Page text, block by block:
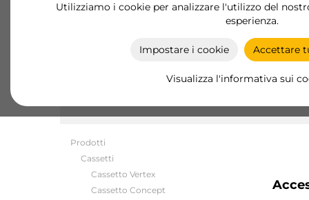
Utilizziamo i cookie per analizzare l'utilizzo del
esperienza.
Impostare i cookie Accettare
Visualizza l'informativa sui
Gli accessori Concept di Emuca migliorano la
funzionalità e la personalizzazione dei cassetti,
finiture in bianco e grigio antracite.
Prodotti
Cassetti
Cassetto Vertex
Cassetto Concept